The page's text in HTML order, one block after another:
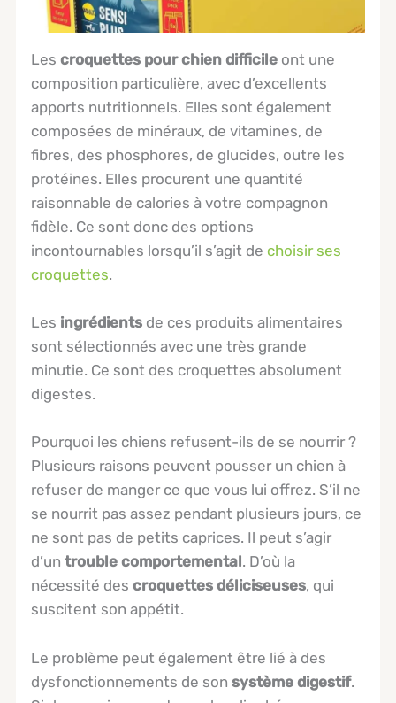
Lescroquettes pour chien difficile ont une
composition particulière, avec d’excellents
apports nutritionnels. Elles sont également
composées de minéraux, de vitamines, de
fibres, des phosphores, de glucides, outre les
protéines. Elles procurent une quantité
raisonnable de calories à votre compagnon
fidèle. Ce sont donc des options
incontournables lorsqu’il s’agit dechoisir ses
croquettes.
Les ingrédients de ces produits alimentaires
sont sélectionnés avec une très grande
minutie. Ce sont des croquettes absolument
digestes.
Pourquoi les chiens refusent-ils de se nourrir ?
Plusieurs raisons peuvent pousser un chien à
refuser de manger ce que vous lui offrez. S’il ne
se nourrit pas assez pendant plusieurs jours, ce
ne sont pas de petits caprices. Il peut s’agir
d’untrouble comportemental. D’où la
nécessité descroquettes déliciseuses, qui
suscitent son appétit.
Le problème peut également être lié à des
dysfonctionnements de sonsystème digestif.